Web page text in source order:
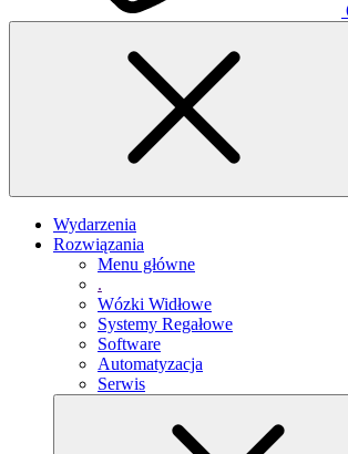
Wydarzenia
Rozwiązania
Menu główne
.
Wózki Widłowe
Systemy Regałowe
Software
Automatyzacja
Serwis